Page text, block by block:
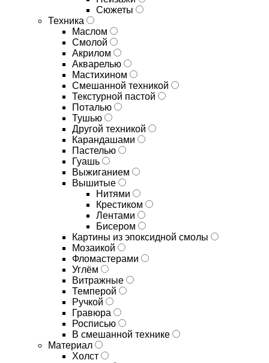
Сюжеты
Техника
Маслом
Смолой
Акрилом
Акварелью
Мастихином
Смешанной техникой
Текстурной пастой
Поталью
Тушью
Другой техникой
Карандашами
Пастелью
Гуашь
Выжиганием
Вышитые
Нитями
Крестиком
Лентами
Бисером
Картины из эпоксидной смолы
Мозаикой
Фломастерами
Углём
Витражные
Темперой
Ручкой
Гравюра
Росписью
В смешанной технике
Материал
Холст